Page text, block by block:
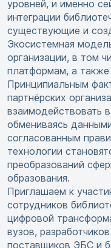
уровней, и именно
интеграции
существующие и
Экосистемная
организации, в том
платформам, а
Принципиальным
партнёрских
взаимодействовать
обмениваясь
согласованным
технологии
преобразований
образования.
Приглашаем к
сотрудников
цифровой
вузов,
поставщиков ЭБС и